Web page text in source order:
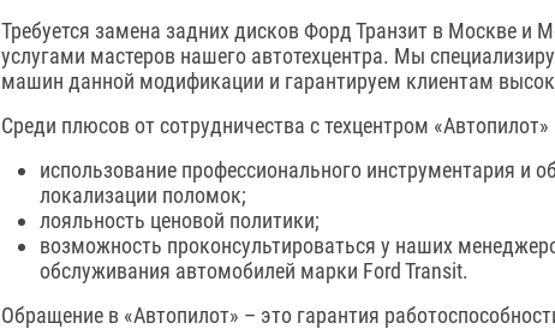
Требуется замена задних дисков Форд Транзит в Москве и
услугами мастеров нашего автотехцентра. Мы
машин данной модификации и гарантируем клиентам
Среди плюсов от сотрудничества с техцентром
использование профессионального инструментария и
локализации поломок;
лояльность ценовой политики;
возможность проконсультироваться у наших
обслуживания автомобилей марки Ford Transit.
Обращение в «Автопилот» – это гарантия